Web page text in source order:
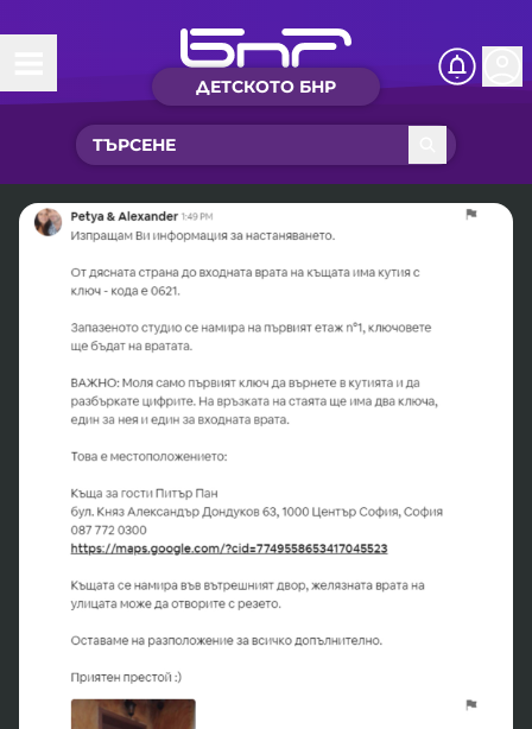
ДЕТСКОТО БНР
Начало
Какво ново?
Рубрики с вълшебства
Детско радио
Чуйте
Новините на детски език
Песнички
Искри
Интересен архив
Нашите гости
Приказки
История на изкуството
Музикална кутийка
Игри
Кои сме ние?
За вас, родители